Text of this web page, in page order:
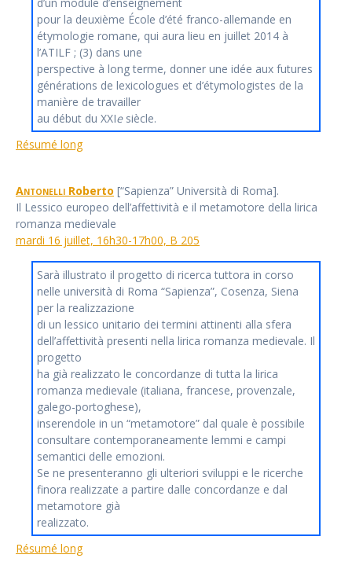
d’un module d’enseignement
pour la deuxième École d’été franco-allemande en
étymologie romane, qui aura lieu en juillet 2014 à
l’ATILF ; (3) dans une
perspective à long terme, donner une idée aux futures
générations de lexicologues et d’étymologistes de la
manière de travailler
au début du XXIesiècle.
Résumé long
Antonelli Roberto [“Sapienza” Università di Roma].
Il Lessico europeo dell’affettività e il metamotore della lirica
romanza medievale
mardi 16 juillet, 16h30-17h00, B 205
Sarà illustrato il progetto di ricerca tuttora in corso
nelle università di Roma “Sapienza”, Cosenza, Siena
per la realizzazione
di un lessico unitario dei termini attinenti alla sfera
dell’affettività presenti nella lirica romanza medievale. Il
progetto
ha già realizzato le concordanze di tutta la lirica
romanza medievale (italiana, francese, provenzale,
galego-portoghese),
inserendole in un “metamotore” dal quale è possibile
consultare contemporaneamente lemmi e campi
semantici delle emozioni.
Se ne presenteranno gli ulteriori sviluppi e le ricerche
finora realizzate a partire dalle concordanze e dal
metamotore già
realizzato.
Résumé long